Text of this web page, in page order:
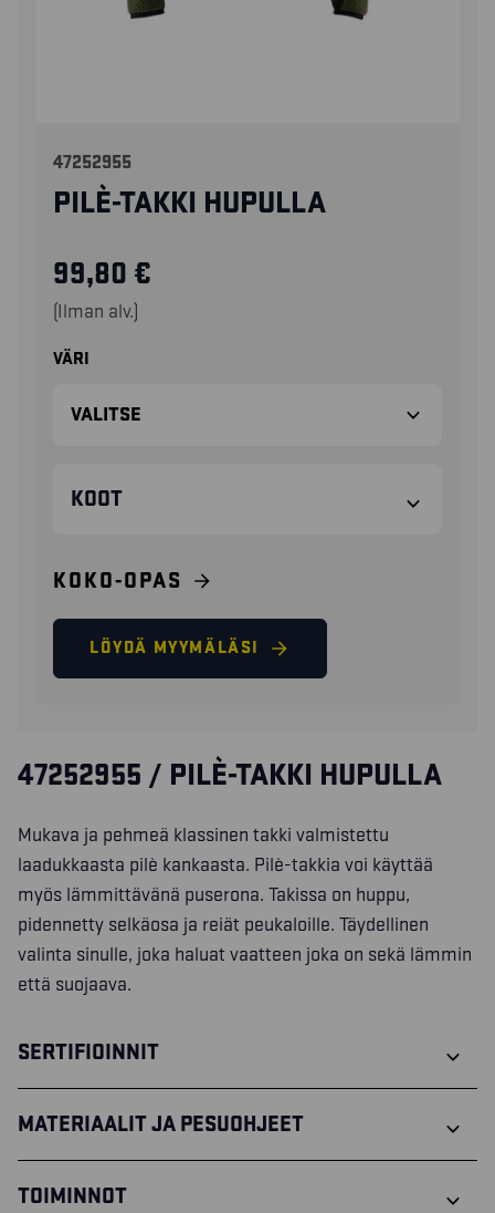
47252955
PILÈ-TAKKI HUPULLA
99,80 €
(Ilman alv.)
VÄRI
KOOT
KOKO-OPAS
LÖYDÄ MYYMÄLÄSI
47252955 / PILÈ-TAKKI HUPULLA
Mukava ja pehmeä klassinen takki valmistettu
laadukkaasta pilè kankaasta. Pilè-takkia voi käyttää
myös lämmittävänä puserona. Takissa on huppu,
pidennetty selkäosa ja reiät peukaloille. Täydellinen
valinta sinulle, joka haluat vaatteen joka on sekä lämmin
että suojaava.
SERTIFIOINNIT
MATERIAALIT JA PESUOHJEET
TOIMINNOT